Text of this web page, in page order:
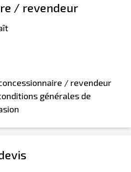
/ revendeur
/ revendeur
générales de